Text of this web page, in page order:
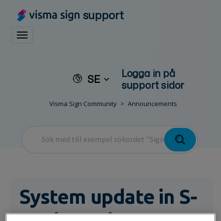
support
Toggle navigation
SE
Logga in på
support sidor
Visma Sign Community Announcements
System update in S-